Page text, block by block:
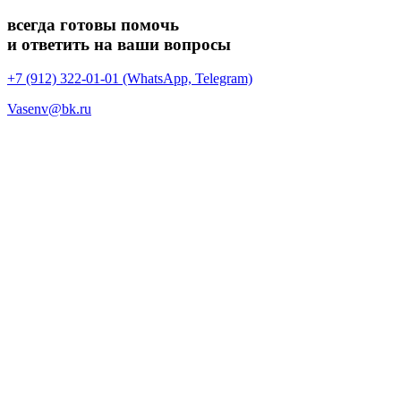
всегда готовы помочь
и ответить на ваши вопросы
+7 (912) 322-01-01 (WhatsApp, Telegram)
Vasenv@bk.ru